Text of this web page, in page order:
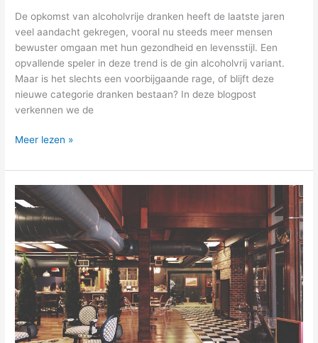
De opkomst van alcoholvrije dranken heeft de laatste jaren
veel aandacht gekregen, vooral nu steeds meer mensen
bewuster omgaan met hun gezondheid en levensstijl. Een
opvallende speler in deze trend is de gin alcoholvrij variant.
Maar is het slechts een voorbijgaande rage, of blijft deze
nieuwe categorie dranken bestaan? In deze blogpost
verkennen we de
Meer lezen »
Sterrenrestaurant
en
overnachting,
ideaal?